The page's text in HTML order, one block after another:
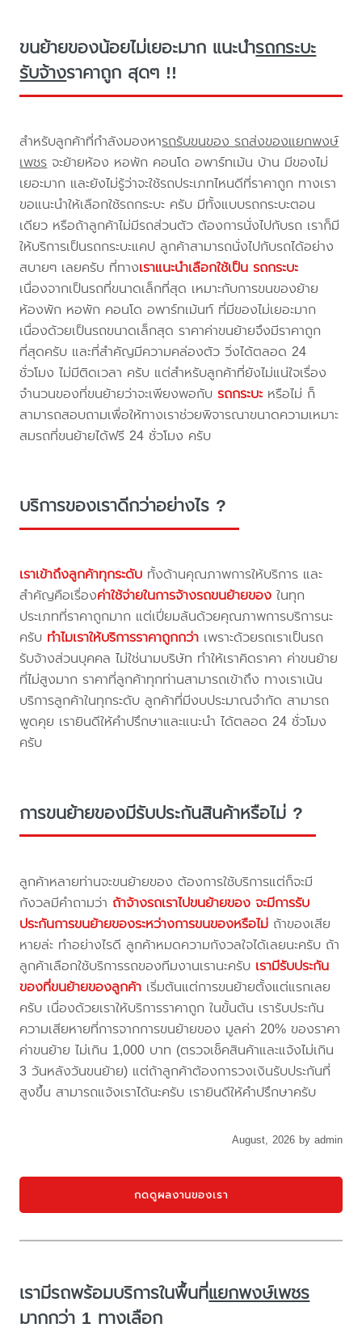
ขนย้ายของน้อยไม่เยอะมาก แนะนำรถกระบะ
รับจ้างราคาถูก สุดๆ !!
สำหรับลูกค้าที่กำลังมองหารถรับขนของ รถส่งของแยกพงษ์
เพชร จะย้ายห้อง หอพัก คอนโด อพาร์ทเม้น บ้าน มีของไม่
เยอะมาก และยังไม่รู้ว่าจะใช้รถประเภทไหนดีที่ราคาถูก ทางเรา
ขอแนะนำให้เลือกใช้รถกระบะ ครับ มีทั้งแบบรถกระบะตอน
เดียว หรือถ้าลูกค้าไม่มีรถส่วนตัว ต้องการนั่งไปกับรถ เราก็มี
ให้บริการเป็นรถกระบะแคป ลูกค้าสามารถนั่งไปกับรถได้อย่าง
สบายๆ เลยครับ ที่ทางเราแนะนำเลือกใช้เป็น รถกระบะ
เนื่องจากเป็นรถที่ขนาดเล็กที่สุด เหมาะกับการขนของย้าย
ห้องพัก หอพัก คอนโด อพาร์ทเม้นท์ ที่มีของไม่เยอะมาก
เนื่องด้วยเป็นรถขนาดเล็กสุด ราคาค่าขนย้ายจึงมีราคาถูก
ที่สุดครับ และที่สำคัญมีความคล่องตัว วิ่งได้ตลอด 24
ชั่วโมง ไม่มีติดเวลา ครับ แต่สำหรับลูกค้าที่ยังไม่แน่ใจเรื่อง
จำนวนของที่ขนย้ายว่าจะเพียงพอกับรถกระบะ หรือไม่ ก็
สามารถสอบถามเพื่อให้ทางเราช่วยพิจารณาขนาดความเหมาะ
สมรถที่ขนย้ายได้ฟรี 24 ชั่วโมง ครับ
บริการของเราดีกว่าอย่างไร ?
เราเข้าถึงลูกค้าทุกระดับ ทั้งด้านคุณภาพการให้บริการ และ
สำคัญคือเรื่องค่าใช้จ่ายในการจ้างรถขนย้ายของ ในทุก
ประเภทที่ราคาถูกมาก แต่เปี่ยมล้นด้วยคุณภาพการบริการนะ
ครับ ทำไมเราให้บริการราคาถูกกว่า เพราะด้วยรถเราเป็นรถ
รับจ้างส่วนบุคคล ไม่ใช่นามบริษัท ทำให้เราคิดราคา ค่าขนย้าย
ที่ไม่สูงมาก ราคาที่ลูกค้าทุกท่านสามารถเข้าถึง ทางเราเน้น
บริการลูกค้าในทุกระดับ ลูกค้าที่มีงบประมาณจำกัด สามารถ
พูดคุย เรายินดีให้คำปรึกษาและแนะนำ ได้ตลอด 24 ชั่วโมง
ครับ
การขนย้ายของมีรับประกันสินค้าหรือไม่ ?
ลูกค้าหลายท่านจะขนย้ายของ ต้องการใช้บริการแต่ก็จะมี
กังวลมีคำถามว่า ถ้าจ้างรถเราไปขนย้ายของ จะมีการรับ
ประกันการขนย้ายของระหว่างการขนของหรือไม่ ถ้าของเสีย
หายล่ะ ทำอย่างไรดี ลูกค้าหมดความกังวลใจได้เลยนะครับ ถ้า
ลูกค้าเลือกใช้บริการรถของทีมงานเรานะครับ เรามีรับประกัน
ของที่ขนย้ายของลูกค้า เริ่มต้นแต่การขนย้ายตั้งแต่แรกเลย
ครับ เนื่องด้วยเราให้บริการราคาถูก ในขั้นต้น เรารับประกัน
ความเสียหายที่การจากการขนย้ายของ มูลค่า 20% ของราคา
ค่าขนย้าย ไม่เกิน 1,000 บาท (ตรวจเช็คสินค้าและแจ้งไม่เกิน
3 วันหลังวันขนย้าย) แต่ถ้าลูกค้าต้องการวงเงินรับประกันที่
สูงขึ้น สามารถแจ้งเราได้นะครับ เรายินดีให้คำปรึกษาครับ
August, 2026 by admin
กดดูผลงานของเรา
เรามีรถพร้อมบริการในพื้นที่แยกพงษ์เพชร
มากกว่า 1 ทางเลือก